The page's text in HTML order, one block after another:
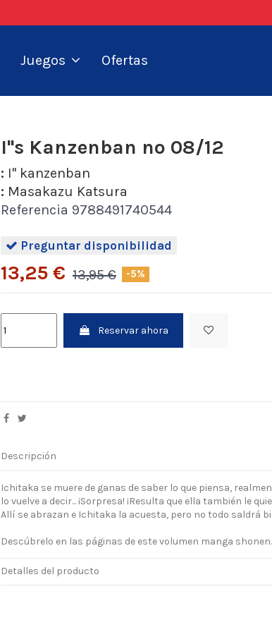
Juegos Ofertas
I''s Kanzenban nº 08/12
: I'' kanzenban
: Masakazu Katsura
Referencia 9788491740544
Preguntar disponibilidad
13,25 € 13,95 € -5%
Reservar ahora
Descripción
Ichitaka se muere de ganas de saber lo que piensa,
lo vuelve a decir... ¡Sorpresa! ¡Resulta que ella también le
Allí se abrazan e Ichitaka la acuesta, pero no todo saldrá
Descúbrelo en las páginas de este volumen manga shonen.
Detalles del producto